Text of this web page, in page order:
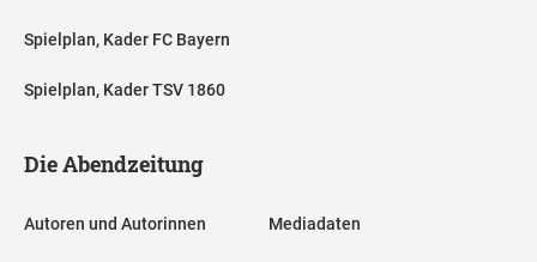
Spielplan, Kader FC Bayern
Spielplan, Kader TSV 1860
Die Abendzeitung
Autoren und Autorinnen Mediadaten